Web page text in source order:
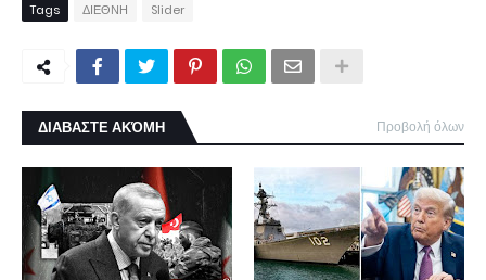
Tags ΔΙΕΘΝΗ Slider
ΔΙΑΒΑΣΤΕ ΑΚΌΜΗ Προβολή όλων